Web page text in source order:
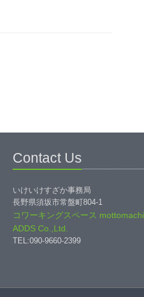
Contact Us
いけいけすざか事務局
長野県須坂市常盤町804-1
コワーキングスペース mottomachi
ADDS Co.,Ltd.
TEL:090-9660-2399